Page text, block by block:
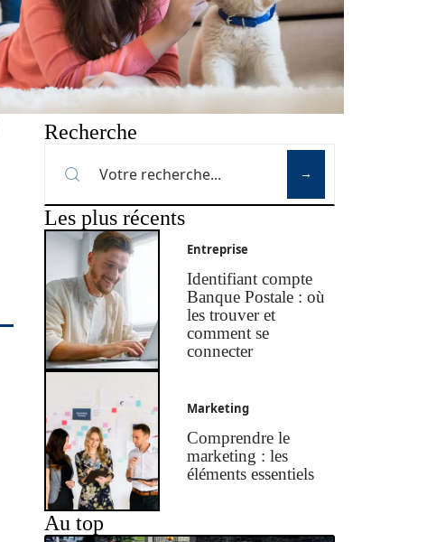
Recherche
Les plus récents
Entreprise
Identifiant compte
Banque Postale : où
les trouver et
comment se
connecter
Marketing
Comprendre le
marketing : les
éléments essentiels
Au top